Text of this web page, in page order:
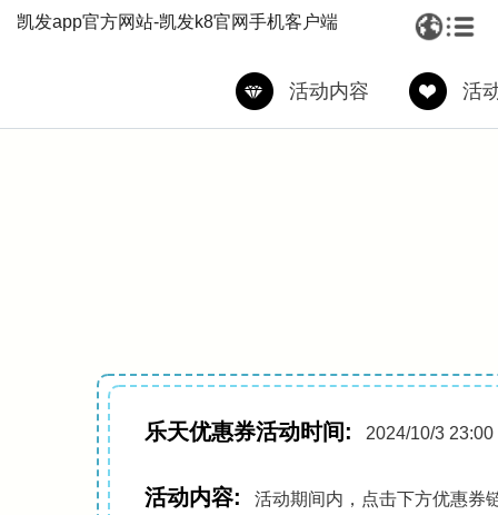
凯发app官方网站-凯发k8官网手机客户端
活动内容 活
乐天优惠券活动时间: 2024/10/3
活动内容:
活动期间内，点击下方优惠券